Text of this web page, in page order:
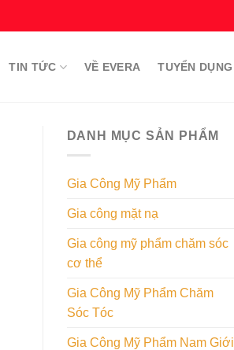
TIN TỨC VỀ EVERA TUYỂN DỤNG
DANH MỤC SẢN PHẨM
Gia Công Mỹ Phẩm
Gia công mặt nạ
Gia công mỹ phẩm chăm sóc
cơ thể
Gia Công Mỹ Phẩm Chăm
Sóc Tóc
Gia Công Mỹ Phẩm Nam Giới